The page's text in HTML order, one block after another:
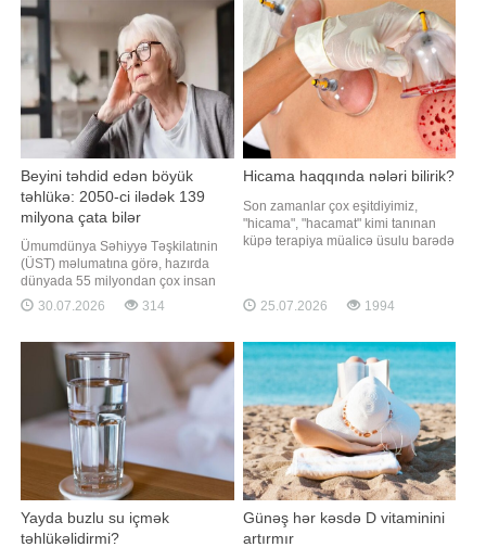
zəngin məhsullardan biri hesab
olunur. Qaynarinfo xəbər veri
kaliumun miqdarını artırmaq da qan
təzyiqinin aşağı salınmasın
Beyini təhdid edən böyük
təhlükə: 2050-ci ilədək 139
milyona çata bilər
Ümumdünya Səhiyyə Təşkilatınin
(ÜST) məlumatına görə, hazırda
dünyada 55 milyondan çox insan
demansiyadan əziyyət çəkir.
Əhalinin yaşlanması ilə əlaqədar bu
milyona yüksələcəyi
proqnozlaşdırılır. Qaynarinfo xəbər
verir ki, demansiya yalnız
unutqanlıqla məhdudlaşmır. B
30.07.2026 314
Hicama haqqında nələri bilirik?
Son zamanlar çox eşitdiyimiz,
"hicama", "hacamat" kimi tanınan
küpə terapiya müalicə üsulu barədə
personal tərəfindən xanımlara və
proseduru tətbiq edilir. Prosedu
25.07.2026 1994
Yayda buzlu su içmək
təhlükəlidirmi?
Günəş hər kəsdə D vitaminini
artırmır